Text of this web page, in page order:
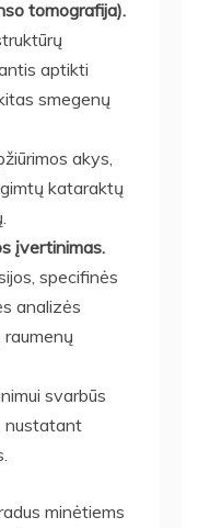
tomografija).
aptikti
smegenų
akys,
kataraktų
įvertinimas.
specifinės
analizės
svarbūs
nustatant
minėtiems